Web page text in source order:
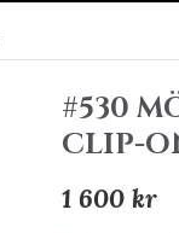
#530
CLIP-
1 600 kr